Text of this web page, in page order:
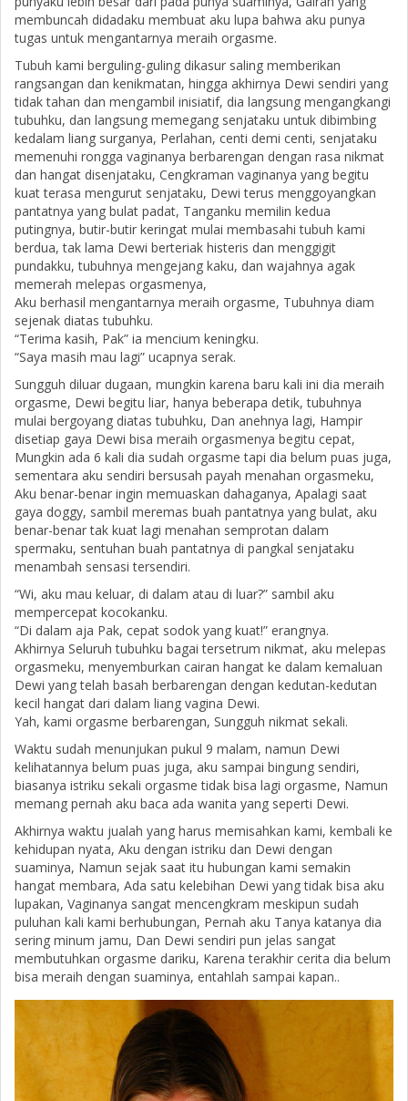
membuncah didadaku membuat aku lupa bahwa aku punya
tugas untuk mengantarnya meraih orgasme.
Tubuh kami berguling-guling dikasur saling memberikan
rangsangan dan kenikmatan, hingga akhirnya Dewi sendiri yang
tidak tahan dan mengambil inisiatif, dia langsung mengangkangi
tubuhku, dan langsung memegang senjataku untuk dibimbing
kedalam liang surganya, Perlahan, centi demi centi, senjataku
memenuhi rongga vaginanya berbarengan dengan rasa nikmat
dan hangat disenjataku, Cengkraman vaginanya yang begitu
kuat terasa mengurut senjataku, Dewi terus menggoyangkan
pantatnya yang bulat padat, Tanganku memilin kedua
putingnya, butir-butir keringat mulai membasahi tubuh kami
berdua, tak lama Dewi berteriak histeris dan menggigit
pundakku, tubuhnya mengejang kaku, dan wajahnya agak
memerah melepas orgasmenya,
Aku berhasil mengantarnya meraih orgasme, Tubuhnya diam
sejenak diatas tubuhku.
“Terima kasih, Pak” ia mencium keningku.
“Saya masih mau lagi” ucapnya serak.
Sungguh diluar dugaan, mungkin karena baru kali ini dia meraih
orgasme, Dewi begitu liar, hanya beberapa detik, tubuhnya
mulai bergoyang diatas tubuhku, Dan anehnya lagi, Hampir
disetiap gaya Dewi bisa meraih orgasmenya begitu cepat,
Mungkin ada 6 kali dia sudah orgasme tapi dia belum puas juga,
sementara aku sendiri bersusah payah menahan orgasmeku,
Aku benar-benar ingin memuaskan dahaganya, Apalagi saat
gaya doggy, sambil meremas buah pantatnya yang bulat, aku
benar-benar tak kuat lagi menahan semprotan dalam
spermaku, sentuhan buah pantatnya di pangkal senjataku
menambah sensasi tersendiri.
“Wi, aku mau keluar, di dalam atau di luar?” sambil aku
mempercepat kocokanku.
“Di dalam aja Pak, cepat sodok yang kuat!” erangnya.
Akhirnya Seluruh tubuhku bagai tersetrum nikmat, aku melepas
orgasmeku, menyemburkan cairan hangat ke dalam kemaluan
Dewi yang telah basah berbarengan dengan kedutan-kedutan
kecil hangat dari dalam liang vagina Dewi.
Yah, kami orgasme berbarengan, Sungguh nikmat sekali.
Waktu sudah menunjukan pukul 9 malam, namun Dewi
kelihatannya belum puas juga, aku sampai bingung sendiri,
biasanya istriku sekali orgasme tidak bisa lagi orgasme, Namun
memang pernah aku baca ada wanita yang seperti Dewi.
Akhirnya waktu jualah yang harus memisahkan kami, kembali ke
kehidupan nyata, Aku dengan istriku dan Dewi dengan
suaminya, Namun sejak saat itu hubungan kami semakin
hangat membara, Ada satu kelebihan Dewi yang tidak bisa aku
lupakan, Vaginanya sangat mencengkram meskipun sudah
puluhan kali kami berhubungan, Pernah aku Tanya katanya dia
sering minum jamu, Dan Dewi sendiri pun jelas sangat
membutuhkan orgasme dariku, Karena terakhir cerita dia belum
bisa meraih dengan suaminya, entahlah sampai kapan..